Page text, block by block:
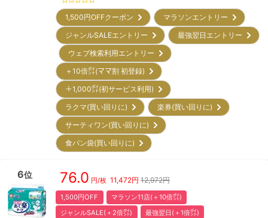
1,500円OFFクーポン
マラソンエントリー
ジャンルSALEエントリー
最強翌日エントリー
ウェブ検索利用エントリー
＋10倍㌽(ママ割 初登録)
＋1,000㌽(初サービス利用)
ラクマ(買い回りに)
楽券(買い回りに)
サーティワン(買い回りに)
食パン袋(買い回りに)
6位 76.0 円/枚 11,472円 12,972円
1,500円OFF
マラソン11店(＋10倍㌽)
ジャンルSALE(＋2倍㌽)
最強翌日(＋1倍㌽)